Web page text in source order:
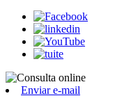
Enviar e-mail